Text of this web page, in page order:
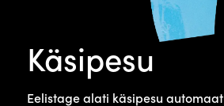
Käsipesu
Eelistage alati käsipesu